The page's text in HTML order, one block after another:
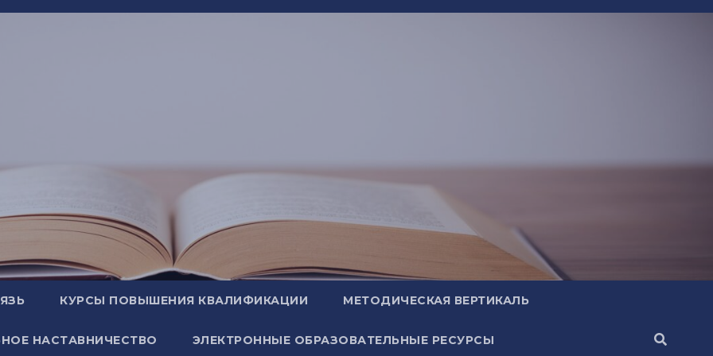
КУРСЫ ПОВЫШЕНИЯ КВАЛИФИКАЦИИ МЕТОДИЧЕСКАЯ ВЕРТИКАЛЬ
НАСТАВНИЧЕСТВО ЭЛЕКТРОННЫЕ ОБРАЗОВАТЕЛЬНЫЕ РЕСУРСЫ